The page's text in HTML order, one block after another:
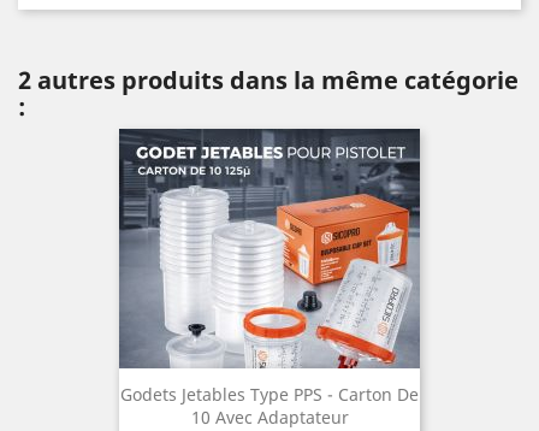
2 autres produits dans la même catégorie
:
Godets Jetables Type PPS - Carton De
10 Avec Adaptateur